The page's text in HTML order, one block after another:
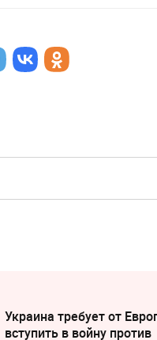
Украина требует от
вступить в войну против